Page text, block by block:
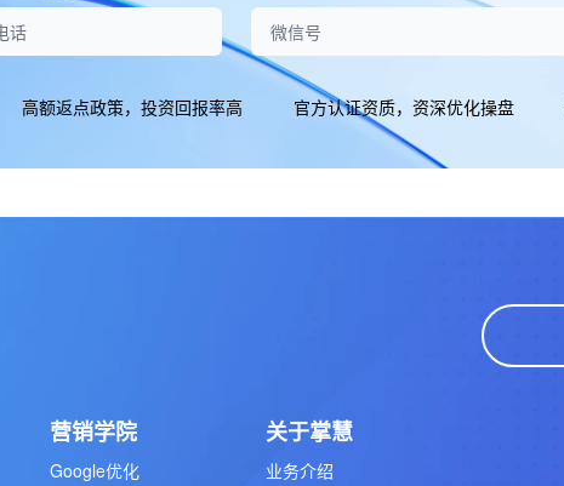
高额返点政策，投资回报率高 官方认证资质，资深优化操盘
营销学院
Google优化
关于掌慧
业务介绍